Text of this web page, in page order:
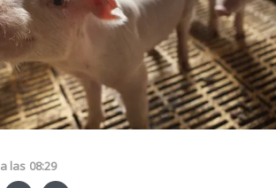
a las 08:29